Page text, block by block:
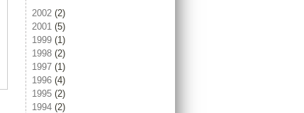
2002 (2)
2001 (5)
1999 (1)
1998 (2)
1997 (1)
1996 (4)
1995 (2)
1994 (2)